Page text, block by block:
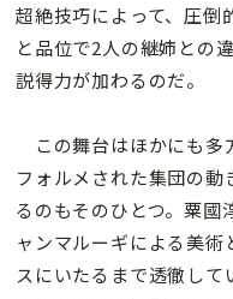
超絶技巧によって、圧倒
と品位で2人の継姉との
説得力が加わるのだ。
この舞台はほかにも多
フォルメされた集団の
るのもそのひとつ。粟國
ャンマルーギによる美
スにいたるまで透徹し